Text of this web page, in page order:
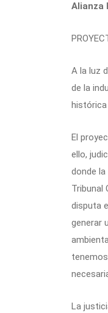
Alianza
A la luz
de la
histórica
El
ello,
donde
Tribunal
disputa
generar
La